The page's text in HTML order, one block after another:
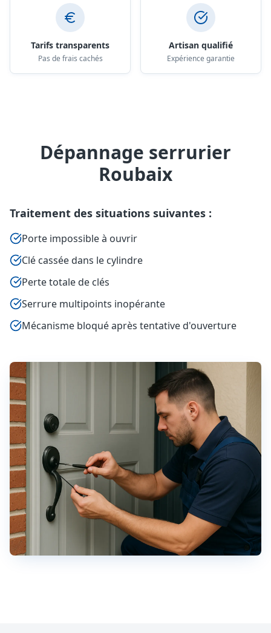
Tarifs transparents
Pas de frais cachés
Artisan qualifié
Expérience garantie
Dépannage serrurier
Roubaix
Traitement des situations suivantes :
Porte impossible à ouvrir
Clé cassée dans le cylindre
Perte totale de clés
Serrure multipoints inopérante
Mécanisme bloqué après tentative d'ouverture